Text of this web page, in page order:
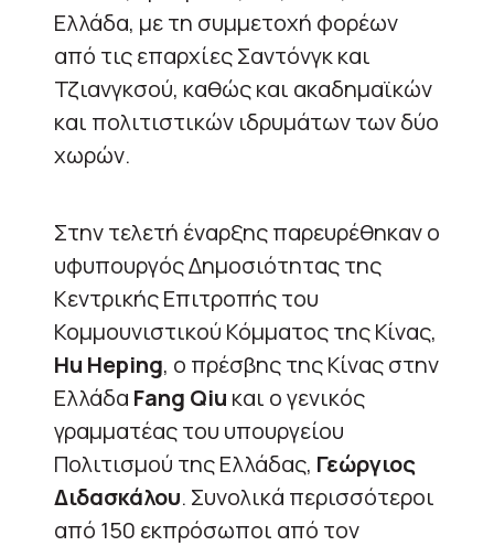
Ελλάδα, με τη συμμετοχή φορέων
από τις επαρχίες Σαντόνγκ και
Τζιανγκσού, καθώς και ακαδημαϊκών
και πολιτιστικών ιδρυμάτων των δύο
χωρών.
Στην τελετή έναρξης παρευρέθηκαν ο
υφυπουργός Δημοσιότητας της
Κεντρικής Επιτροπής του
Κομμουνιστικού Κόμματος της Κίνας,
Hu Heping, ο πρέσβης της Κίνας στην
Ελλάδα Fang Qiu και ο γενικός
γραμματέας του υπουργείου
Πολιτισμού της Ελλάδας, Γεώργιος
Διδασκάλου. Συνολικά περισσότεροι
από 150 εκπρόσωποι από τον